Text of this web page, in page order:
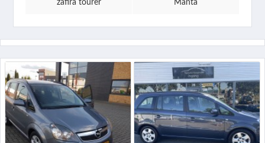
zafira tourer Manta